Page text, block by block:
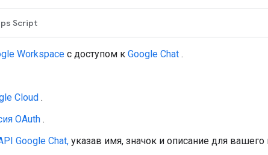
Script
Workspace с доступом к Google Chat .
Cloud .
OAuth .
Google Chat, указав имя, значок и описание для вашего